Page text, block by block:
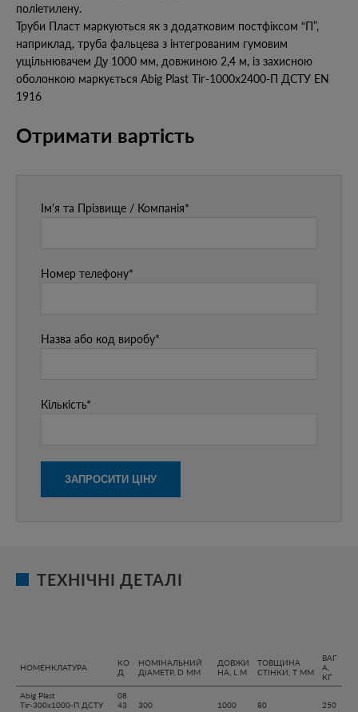
поліетилену.
Труби Пласт маркуються як з додатковим постфіксом “П”,
наприклад, труба фальцева з інтегрованим гумовим
ущільнювачем Ду 1000 мм, довжиною 2,4 м, із захисною
оболонкою маркується Abig Plast Тіг-1000х2400-П ДСТУ EN
1916
Отримати вартість
Ім'я та Прізвище / Компанія*
Номер телефону*
Назва або код виробу*
Кількість*
ТЕХНІЧНІ ДЕТАЛІ
НОМЕНКЛАТУРА
КО
Д
НОМІНАЛЬНИЙ
ДІАМЕТР, D ММ
ДОВЖИ
НА, L М
ТОВЩИНА
СТІНКИ, T ММ
ВАГ
А,
КГ
Abig Plast
Тіг-300х1000-П ДСТУ
08
43
300 1000 80 250